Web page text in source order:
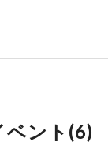
ベント(6)